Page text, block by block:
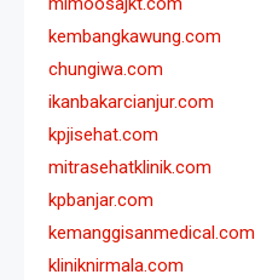
kembangkawung.com
chungiwa.com
ikanbakarcianjur.com
kpjisehat.com
mitrasehatklinik.com
kpbanjar.com
kemanggisanmedical.com
kliniknirmala.com